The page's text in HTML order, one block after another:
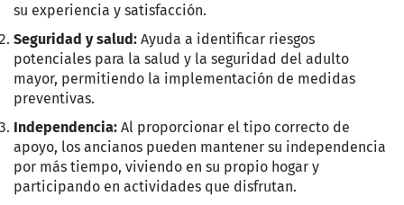
su experiencia y satisfacción.
Seguridad y salud: Ayuda a identificar riesgos
potenciales para la salud y la seguridad del adulto
mayor, permitiendo la implementación de medidas
preventivas.
Independencia: Al proporcionar el tipo correcto de
apoyo, los ancianos pueden mantener su independencia
por más tiempo, viviendo en su propio hogar y
participando en actividades que disfrutan.